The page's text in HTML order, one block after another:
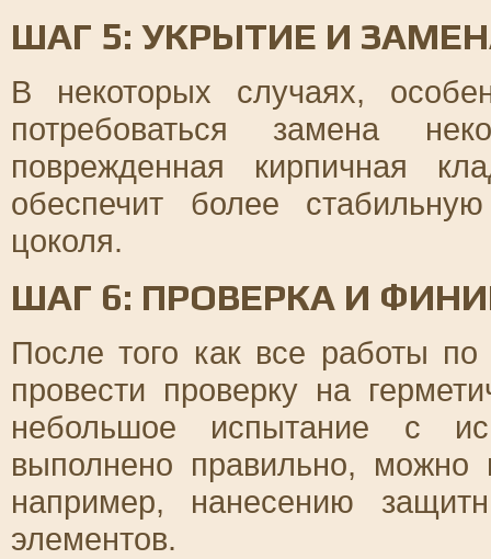
ШАГ 5: УКРЫТИЕ И
В некоторых случаях,
потребоваться замена
поврежденная кирпичная
обеспечит более
цоколя.
ШАГ 6: ПРОВЕРКА И
После того как все работы
провести проверку на
небольшое испытание с
выполнено правильно, можно
например, нанесению
элементов.